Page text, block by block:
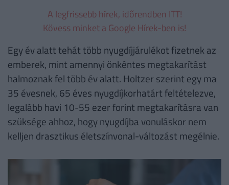
A legfrissebb hírek, időrendben ITT!
Kövess minket a Google Hírek-ben is!
Egy év alatt tehát több nyugdíjjárulékot fizetnek az
emberek, mint amennyi önkéntes megtakarítást
halmoznak fel több év alatt. Holtzer szerint egy ma
35 évesnek, 65 éves nyugdíjkorhatárt feltételezve,
legalább havi 10-55 ezer forint megtakarításra van
szüksége ahhoz, hogy nyugdíjba vonuláskor nem
kelljen drasztikus életszínvonal-változást megélnie.